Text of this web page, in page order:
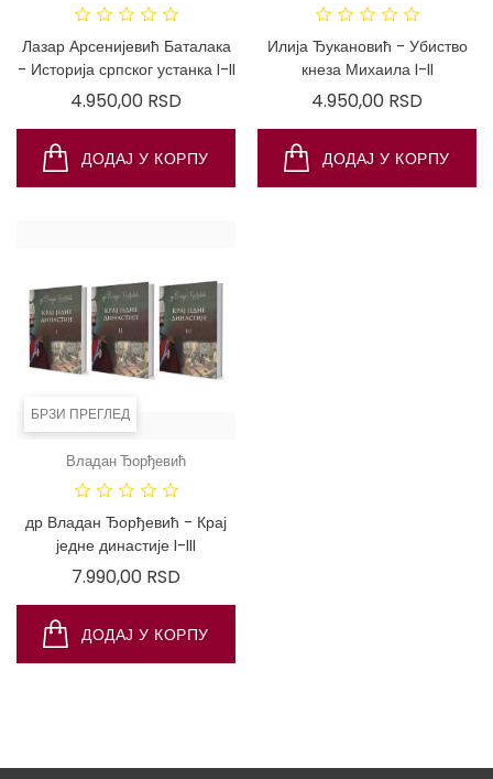
ИНТЕРНЕТА!
Лазар Арсенијевић Баталака
- Историја српског устанка I-II
4.950,00 RSD
ДОДАЈ У КОРПУ
Илија Ђукановић - Убиство
кнеза Михаила I-II
4.950,00 RSD
ДОДАЈ У КОРПУ
БРЗИ ПРЕГЛЕД
Владан Ђорђевић
др Владан Ђорђевић - Крај
једне династије I-III
7.990,00 RSD
ДОДАЈ У КОРПУ